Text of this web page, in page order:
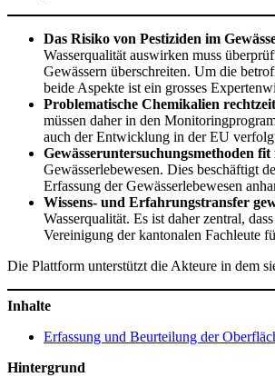
Das Risiko von Pestiziden im
Wasserqualität auswirken muss
Gewässern überschreiten. Um die
beide Aspekte ist ein grosses
Problematische Chemikalien
müssen daher in den
auch der Entwicklung in der EU
Gewässeruntersuchungsmethoden
Gewässerlebewesen. Dies beschäftigt
Erfassung der Gewässerlebewesen
Wissens- und Erfahrungstransfer
Wasserqualität. Es ist daher zentral,
Vereinigung der kantonalen Fachleute
Die Plattform unterstützt die Akteure in dem
Inhalte
Erfassung und Beurteilung der
Hintergrund